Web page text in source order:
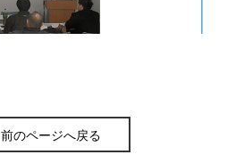
前のページへ戻る